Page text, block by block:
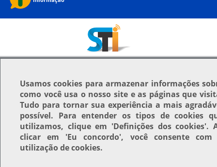
Usamoscookies para armazenar informações
como você usa o nosso site e as páginas que
Tudo para tornar sua experiência a mais
possível. Para entender os tipos de cookies
utilizamos, clique em 'Definições dos cookies'.
clicar em 'Eu concordo', você consente com
utilização de cookies.